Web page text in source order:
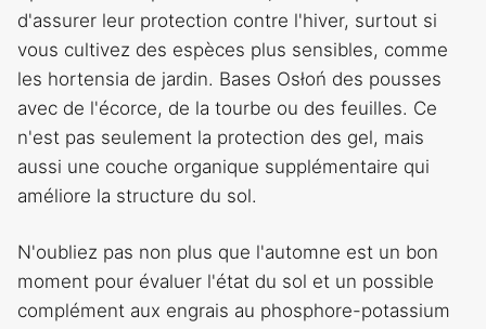
d'assurer leur protection contre l'hiver, surtout si
vous cultivez des espèces plus sensibles, comme
les hortensia de jardin. Bases Osłoń des pousses
avec de l'écorce, de la tourbe ou des feuilles. Ce
n'est pas seulement la protection des gel, mais
aussi une couche organique supplémentaire qui
améliore la structure du sol.
N'oubliez pas non plus que l'automne est un bon
moment pour évaluer l'état du sol et un possible
complément aux engrais au phosphore-potassium